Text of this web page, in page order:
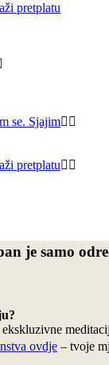
pretplatu
se. Sjajim
pretplatu
je samo
ovdje – tvoje